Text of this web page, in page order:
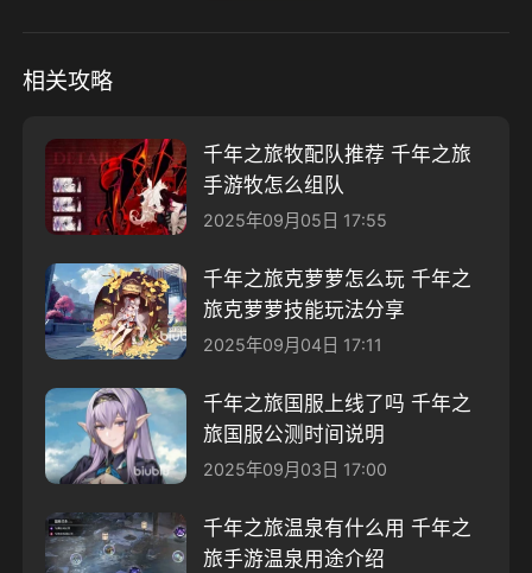
相关攻略
千年之旅牧配队推荐 千年之旅
手游牧怎么组队
2025年09月05日 17:55
千年之旅克萝萝怎么玩 千年之
旅克萝萝技能玩法分享
2025年09月04日 17:11
千年之旅国服上线了吗 千年之
旅国服公测时间说明
2025年09月03日 17:00
千年之旅温泉有什么用 千年之
旅手游温泉用途介绍